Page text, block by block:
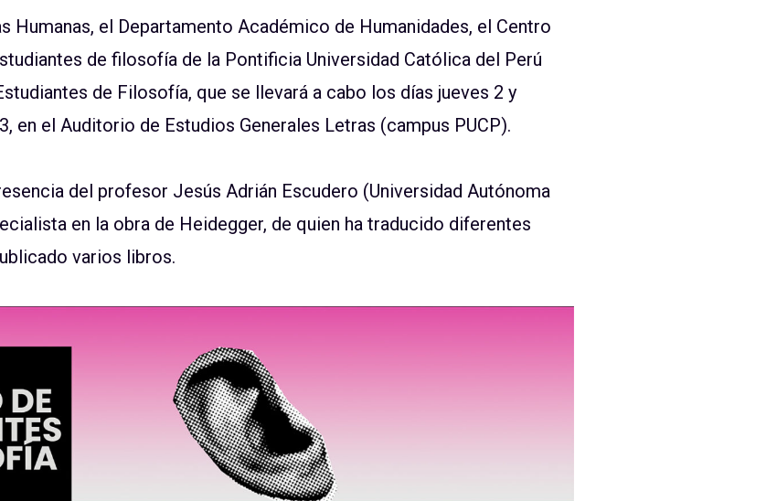
Humanas, el Departamento Académico de Humanidades, el Centro
de filosofía de la Pontificia Universidad Católica del Perú
de Filosofía, que se llevará a cabo los días jueves 2 y
en el Auditorio de Estudios Generales Letras (campus PUCP).
del profesor Jesús Adrián Escudero (Universidad Autónoma
en la obra de Heidegger, de quien ha traducido diferentes
varios libros.